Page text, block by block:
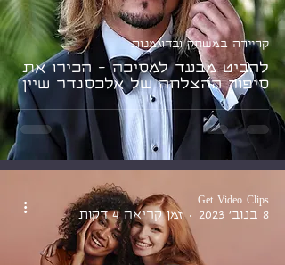
להביט מבעד למסיכה - הכירו את
סיפור ההצלחה של אלכסנדר שיין
קריירה במשחק ובדוגמנות
Get Video Clips
8 בנוב׳ 2023
זמן קריאה 4 דקות